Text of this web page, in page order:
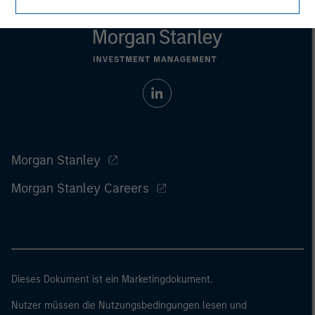
Morgan Stanley
Morgan Stanley Careers
Dieses Dokument ist ein Marketingdokument.
Nutzer müssen die Nutzungsbedingungen lesen und